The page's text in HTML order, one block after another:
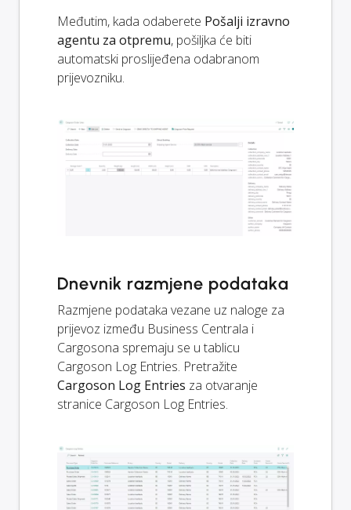
Međutim, kada odaberete Pošalji izravno
agentu za otpremu, pošiljka će biti
automatski proslijeđena odabranom
prijevozniku.
Dnevnik razmjene podataka
Razmjene podataka vezane uz naloge za
prijevoz između Business Centrala i
Cargosona spremaju se u tablicu
Cargoson Log Entries. Pretražite
Cargoson Log Entries za otvaranje
stranice Cargoson Log Entries.